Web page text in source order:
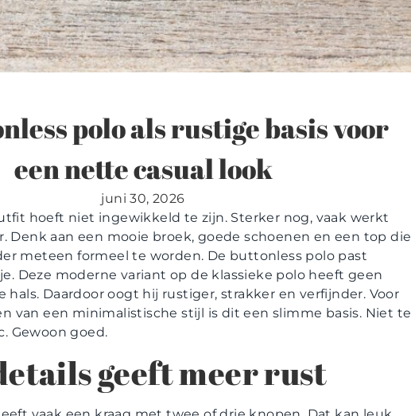
polo als rustige basis voor
een nette casual look
juni 30, 2026
hoeft niet ingewikkeld te zijn. Sterker nog, vaak werkt
Denk aan een mooie broek, goede schoenen en een top die
meteen formeel te worden. De buttonless polo past
Deze moderne variant op de klassieke polo heeft geen
hals. Daardoor oogt hij rustiger, strakker en verfijnder. Voor
van een minimalistische stijl is dit een slimme basis. Niet te
Gewoon goed.
geeft meer rust